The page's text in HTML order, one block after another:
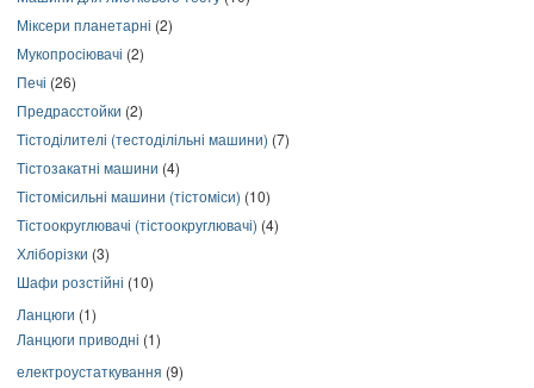
Міксери планетарні (2)
Мукопросіювачі (2)
Печі (26)
Предрасстойки (2)
Тістоділителі (тестоділільні машини) (7)
Тістозакатні машини (4)
Тістомісильні машини (тістоміси) (10)
Тістоокруглювачі (тістоокруглювачі) (4)
Хліборізки (3)
Шафи розстійні (10)
Ланцюги (1)
Ланцюги приводні (1)
електроустаткування (9)